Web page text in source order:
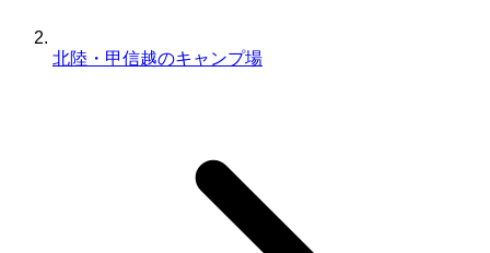
北陸・甲信越のキャンプ場